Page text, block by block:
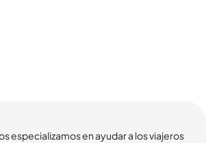
especializamos en ayudar a los viajeros